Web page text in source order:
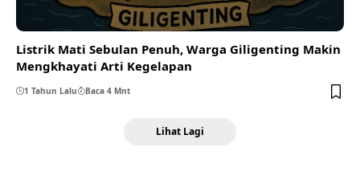
Listrik Mati Sebulan Penuh, Warga Giligenting Makin
Mengkhayati Arti Kegelapan
1 Tahun Lalu Baca 4 Mnt
Lihat Lagi